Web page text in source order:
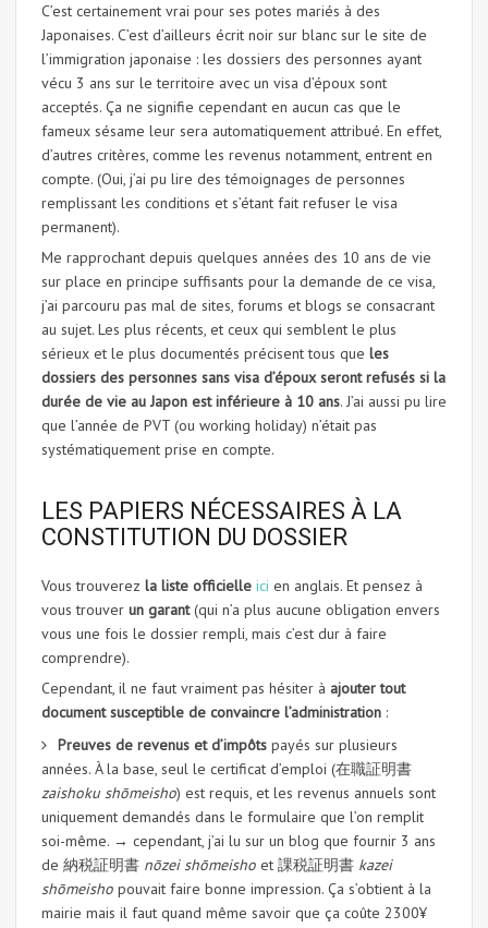
C’est certainement vrai pour ses potes mariés à des
Japonaises. C’est d’ailleurs écrit noir sur blanc sur le site de
l’immigration japonaise : les dossiers des personnes ayant
vécu 3 ans sur le territoire avec un visa d’époux sont
acceptés. Ça ne signifie cependant en aucun cas que le
fameux sésame leur sera automatiquement attribué. En effet,
d’autres critères, comme les revenus notamment, entrent en
compte. (Oui, j’ai pu lire des témoignages de personnes
remplissant les conditions et s’étant fait refuser le visa
permanent).
Me rapprochant depuis quelques années des 10 ans de vie
sur place en principe suffisants pour la demande de ce visa,
j’ai parcouru pas mal de sites, forums et blogs se consacrant
au sujet. Les plus récents, et ceux qui semblent le plus
sérieux et le plus documentés précisent tous que les
dossiers des personnes sans visa d’époux seront refusés si la
durée de vie au Japon est inférieure à 10 ans. J’ai aussi pu lire
que l’année de PVT (ou working holiday) n’était pas
systématiquement prise en compte.
LES PAPIERS NÉCESSAIRES À LA
CONSTITUTION DU DOSSIER
Vous trouverez la liste officielle ici en anglais. Et pensez à
vous trouver un garant(qui n’a plus aucune obligation envers
vous une fois le dossier rempli, mais c’est dur à faire
comprendre).
Cependant, il ne faut vraiment pas hésiter à ajouter tout
document susceptible de convaincre l’administration :
Preuves de revenus et d’impôts payés sur plusieurs
années. À la base, seul le certificat d’emploi (在職証明書
zaishoku shōmeisho) est requis, et les revenus annuels sont
uniquement demandés dans le formulaire que l’on remplit
soi-même. → cependant, j’ai lu sur un blog que fournir 3 ans
de 納税証明書 nōzei shōmeisho et 課税証明書 kazei
shōmeisho pouvait faire bonne impression. Ça s’obtient à la
mairie mais il faut quand même savoir que ça coûte 2300¥